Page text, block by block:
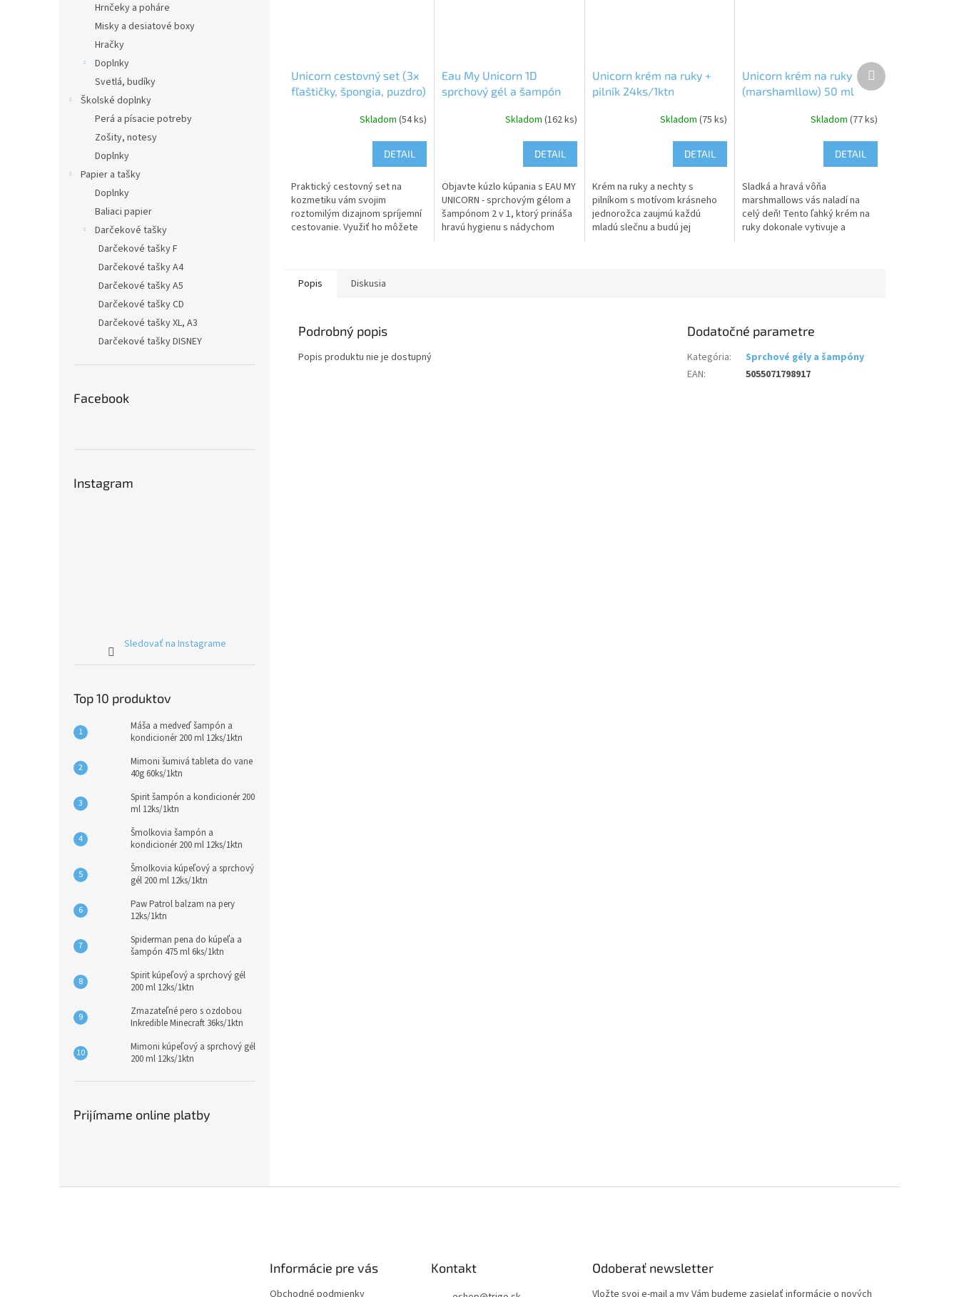
Hrnčeky a poháre
Misky a desiatové boxy
Hračky
Doplnky
Svetlá, budíky
Školské doplnky
Perá a písacie potreby
Zošity, notesy
Doplnky
Papier a tašky
Doplnky
Baliaci papier
Darčekové tašky
Darčekové tašky F
Darčekové tašky A4
Darčekové tašky A5
Darčekové tašky CD
Darčekové tašky XL, A3
Darčekové tašky DISNEY
Facebook
Instagram
Sledovať na Instagrame
Top 10 produktov
Máša a medveď šampón a
kondicionér 200 ml 12ks/1ktn
Mimoni šumivá tableta do vane
40g 60ks/1ktn
Spirit šampón a kondicionér 200
ml 12ks/1ktn
Šmolkovia šampón a
kondicionér 200 ml 12ks/1ktn
Šmolkovia kúpeľový a sprchový
gél 200 ml 12ks/1ktn
Paw Patrol balzam na pery
12ks/1ktn
Spiderman pena do kúpeľa a
šampón 475 ml 6ks/1ktn
Spirit kúpeľový a sprchový gél
200 ml 12ks/1ktn
Zmazateľné pero s ozdobou
Inkredible Minecraft 36ks/1ktn
Mimoni kúpeľový a sprchový gél
200 ml 12ks/1ktn
Prijímame online platby
Unicorn cestovný set (3x
fľaštičky, špongia, puzdro)
Skladom (54 ks)
DETAIL
Praktický cestovný set na
kozmetiku vám svojim
roztomilým dizajnom spríjemní
cestovanie. Využiť ho môžete
Eau My Unicorn 1D
sprchový gél a šampón
Skladom (162 ks)
DETAIL
Objavte kúzlo kúpania s EAU MY
UNICORN - sprchovým gélom a
šampónom 2 v 1, ktorý prináša
hravú hygienu s nádychom
Unicorn krém na ruky +
pilník 24ks/1ktn
Skladom(75 ks)
DETAIL
Krém na ruky a nechty s
pilníkom s motívom krásneho
jednorožca zaujmú každú
mladú slečnu a budú jej
Unicorn krém na ruky
(marshamllow) 50 ml
Skladom (77 ks)
DETAIL
Sladká a hravá vôňa
marshmallows vás naladí na
celý deň! Tento ľahký krém na
ruky dokonale vytivuje a
Ďalší
produkt
Popis Diskusia
Podrobný popis
Popis produktu nie je dostupný
Dodatočné parametre
Kategória:
Sprchové gély a šampóny
EAN: 5055071798917
Informácie pre vás
Obchodné podmienky
Kontakt Odoberať newsletter
Vložte svoj e-mail a my Vám budeme zasielať informácie o nových